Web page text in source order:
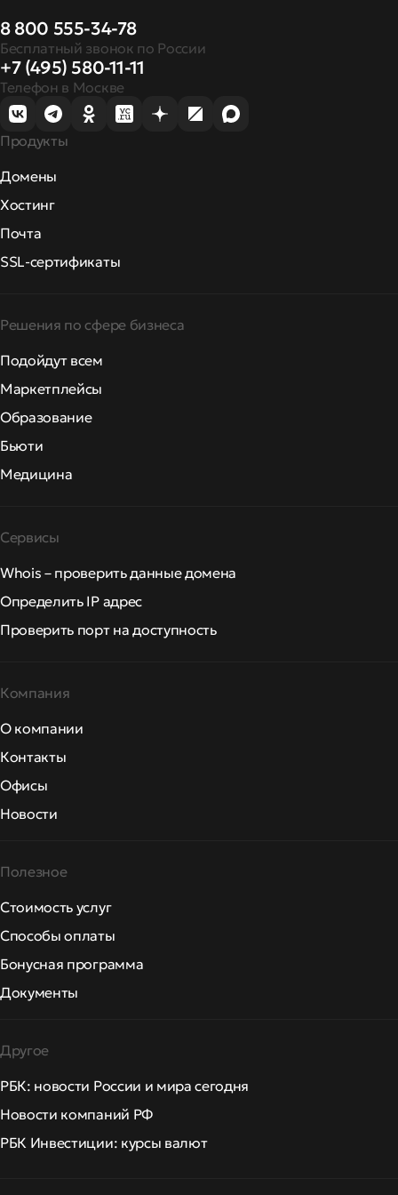
8 800 555-34-78
Бесплатный звонок по России
+7 (495) 580-11-11
Телефон в Москве
Продукты
Домены
Хостинг
Почта
SSL-сертификаты
Решения по сфере бизнеса
Подойдут всем
Маркетплейсы
Образование
Бьюти
Медицина
Сервисы
Whois – проверить данные домена
Определить IP адрес
Проверить порт на доступность
Компания
О компании
Контакты
Офисы
Новости
Полезное
Стоимость услуг
Способы оплаты
Бонусная программа
Документы
Другое
РБК: новости России и мира сегодня
Новости компаний РФ
РБК Инвестиции: курсы валют